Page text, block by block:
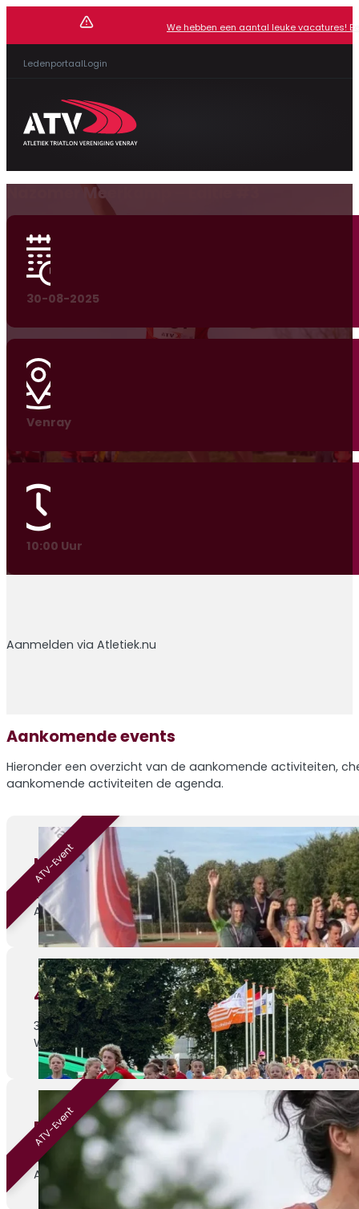
We hebben een aantal leuke vacatures!
LedenportaalLogin
Nazomer Meerkamp – Editie #3
30-08-2025
Venray
10:00 Uur
Aanmelden via Atletiek.nu
Aankomende events
Hieronder een overzicht van de aankomende activiteiten,
aankomende activiteiten de agenda.
Nazomermeerkamp – editie 4
29-08-2026
ATV Venray, Sportlaan 1
ATV-Event
4de Athletic Champs wedstrijd
30-08-2026
Weert, Parklaan 1c
Beginnen met hardlopen
01-09-2026
ATV Venray
ATV-Event